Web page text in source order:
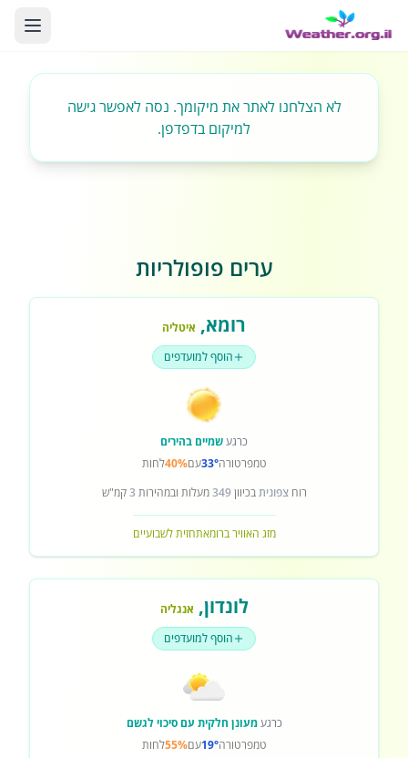
לא הצלחנו לאתר את מיקומך. נסה לאפשר גישה
למיקום בדפדפן.
ערים פופולריות
רומא, איטליה
הוסף למועדפים
כרגעשמיים בהירים
טמפרטורה33°עם40%לחות
רוחצפוניתבכיוון349מעלות ובמהירות 3קמ"ש
מזג האוויר ברומאתחזית לשבועיים
לונדון, אנגליה
הוסף למועדפים
כרגעמעונן חלקית עם סיכוי לגשם
טמפרטורה19°עם55%לחות